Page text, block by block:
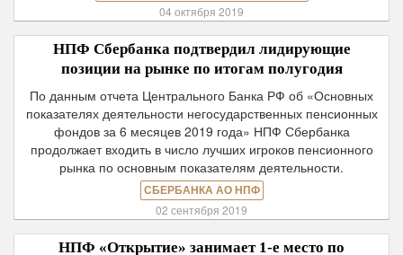
04 октября 2019
НПФ Сбербанка подтвердил лидирующие
позиции на рынке по итогам полугодия
По данным отчета Центрального Банка РФ об «Основных
показателях деятельности негосударственных пенсионных
фондов за 6 месяцев 2019 года» НПФ Сбербанка
продолжает входить в число лучших игроков пенсионного
рынка по основным показателям деятельности.
СБЕРБАНКА АО НПФ
02 сентября 2019
НПФ «Открытие» занимает 1-е место по